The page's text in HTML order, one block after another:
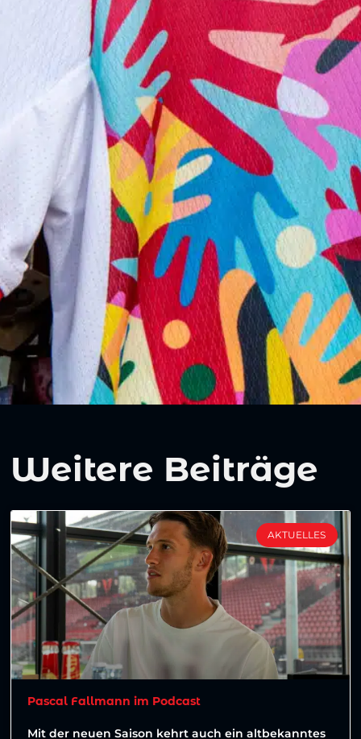
Weitere Beiträge
AKTUELLES
Pascal Fallmann im Podcast
Mit der neuen Saison kehrt auch ein altbekanntes